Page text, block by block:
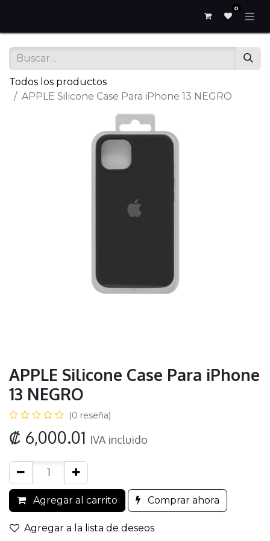
0
Todos los productos
APPLE Silicone Case Para iPhone 13 NEGRO
APPLE Silicone Case Para iPhone
13 NEGRO
(0 reseña)
₡ 6,000.01 IVA incluido
Agregar al carrito Comprar ahora
Agregar a la lista de deseos